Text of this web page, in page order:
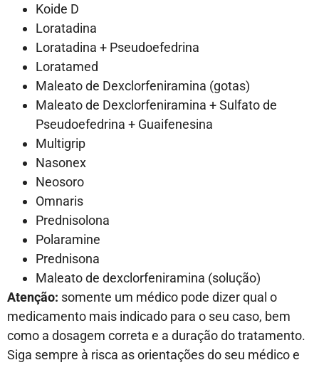
Koide D
Loratadina
Loratadina + Pseudoefedrina
Loratamed
Maleato de Dexclorfeniramina (gotas)
Maleato de Dexclorfeniramina + Sulfato de
Pseudoefedrina + Guaifenesina
Multigrip
Nasonex
Neosoro
Omnaris
Prednisolona
Polaramine
Prednisona
Maleato de dexclorfeniramina (solução)
Atenção: somente um médico pode dizer qual o
medicamento mais indicado para o seu caso, bem
como a dosagem correta e a duração do tratamento.
Siga sempre à risca as orientações do seu médico e